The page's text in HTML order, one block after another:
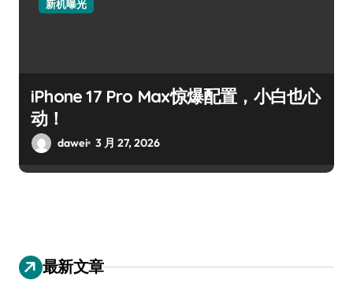
新机曝光
iPhone 17 Pro Max惊爆配置，小白也心
动！
dawei 3 月 27, 2026
最新文章